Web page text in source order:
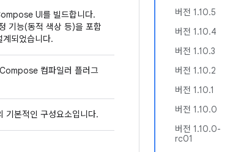
버전 1.10.5
버전 1.10.4
버전 1.10.3
버전 1.10.2
버전 1.10.1
버전 1.10.0
버전 1.10.0-
rc01
UI를 빌드합니다.
기능(동적 색상 등)을 포함
되었습니다.
컴파일러 플러그
기본적인 구성요소입니다.